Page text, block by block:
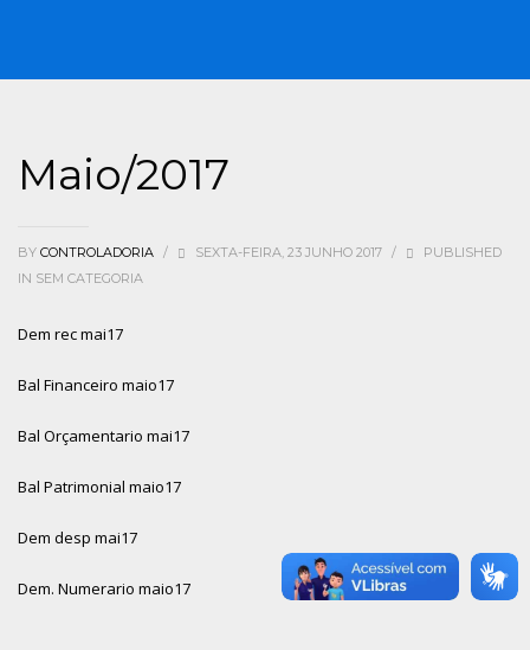
Maio/2017
BY CONTROLADORIA / SEXTA-FEIRA, 23 JUNHO 2017 /
PUBLISHED
IN SEM CATEGORIA
Dem rec mai17
Bal Financeiro maio17
Bal Orçamentario mai17
Bal Patrimonial maio17
Dem desp mai17
Dem. Numerario maio17